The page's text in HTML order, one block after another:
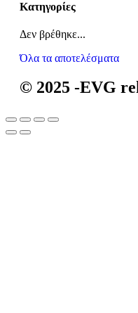
Κατηγορίες
Δεν βρέθηκε...
Όλα τα αποτελέσματα
© 2025 -EVG